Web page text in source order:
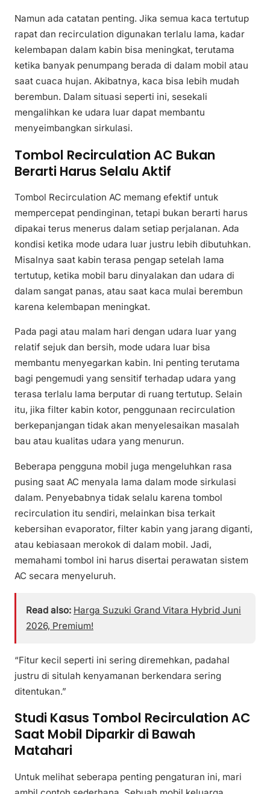
Namun ada catatan penting. Jika semua kaca tertutup
rapat dan recirculation digunakan terlalu lama, kadar
kelembapan dalam kabin bisa meningkat, terutama
ketika banyak penumpang berada di dalam mobil atau
saat cuaca hujan. Akibatnya, kaca bisa lebih mudah
berembun. Dalam situasi seperti ini, sesekali
mengalihkan ke udara luar dapat membantu
menyeimbangkan sirkulasi.
Tombol Recirculation AC Bukan
Berarti Harus Selalu Aktif
Tombol Recirculation AC memang efektif untuk
mempercepat pendinginan, tetapi bukan berarti harus
dipakai terus menerus dalam setiap perjalanan. Ada
kondisi ketika mode udara luar justru lebih dibutuhkan.
Misalnya saat kabin terasa pengap setelah lama
tertutup, ketika mobil baru dinyalakan dan udara di
dalam sangat panas, atau saat kaca mulai berembun
karena kelembapan meningkat.
Pada pagi atau malam hari dengan udara luar yang
relatif sejuk dan bersih, mode udara luar bisa
membantu menyegarkan kabin. Ini penting terutama
bagi pengemudi yang sensitif terhadap udara yang
terasa terlalu lama berputar di ruang tertutup. Selain
itu, jika filter kabin kotor, penggunaan recirculation
berkepanjangan tidak akan menyelesaikan masalah
bau atau kualitas udara yang menurun.
Beberapa pengguna mobil juga mengeluhkan rasa
pusing saat AC menyala lama dalam mode sirkulasi
dalam. Penyebabnya tidak selalu karena tombol
recirculation itu sendiri, melainkan bisa terkait
kebersihan evaporator, filter kabin yang jarang diganti,
atau kebiasaan merokok di dalam mobil. Jadi,
memahami tombol ini harus disertai perawatan sistem
AC secara menyeluruh.
Read also: Harga Suzuki Grand Vitara Hybrid Juni
2026, Premium!
“Fitur kecil seperti ini sering diremehkan, padahal
justru di situlah kenyamanan berkendara sering
ditentukan.”
Studi Kasus Tombol Recirculation AC
Saat Mobil Diparkir di Bawah
Matahari
Untuk melihat seberapa penting pengaturan ini, mari